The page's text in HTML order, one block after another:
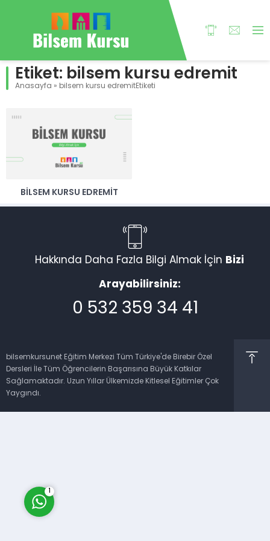
Etiket: bilsem kursu edremit
Anasayfa » bilsem kursu edremitEtiketi
BILSEM KURSU EDREMIT
Hakkında Daha Fazla Bilgi Almak İçin Bizi
Arayabilirsiniz:
0 532 359 34 41
bilsemkursunet Eğitim Merkezi Tüm Türkiye'de Birebir Özel
Dersleri İle Tüm Öğrencilerin Başarısına Büyük Katkılar
Sağlamaktadır. Uzun Yıllar Ülkemizde Kitlesel Eğitimler Çok
Yaygındı.
Müşteri Temsilcisi